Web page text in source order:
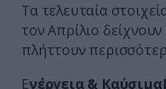
Τα τελευταία
τον Απρίλιο
πλήττουν
Ενέργεια &